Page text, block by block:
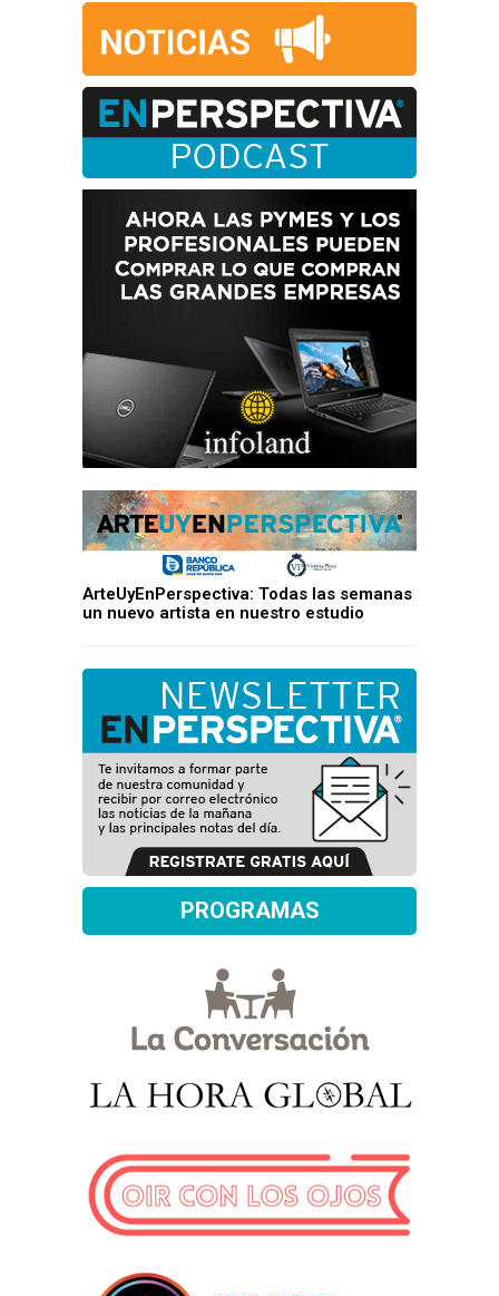
ArteUyEnPerspectiva: Todas las semanas
un nuevo artista en nuestro estudio
PROGRAMAS